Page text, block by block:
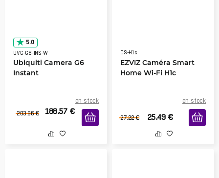
5.0
UVC-G6-INS-W
Ubiquiti Camera G6
Instant
en stock
203.96 € 188.57 €
CS-H1c
EZVIZ Caméra Smart
Home Wi-Fi H1c
en stock
27.22 € 25.49 €